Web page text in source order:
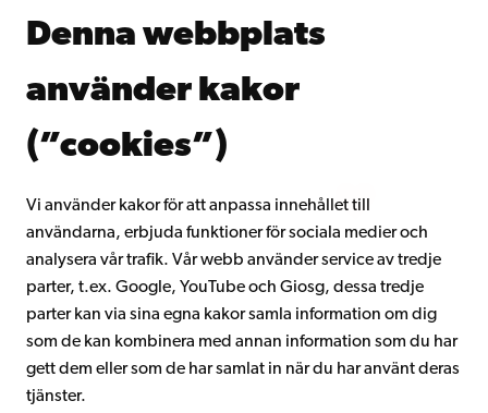
Denna webbplats
använder kakor
(”cookies”)
Vi använder kakor för att anpassa innehållet till
användarna, erbjuda funktioner för sociala medier och
analysera vår trafik. Vår webb använder service av tredje
parter, t.ex. Google, YouTube och Giosg, dessa tredje
parter kan via sina egna kakor samla information om dig
som de kan kombinera med annan information som du har
gett dem eller som de har samlat in när du har använt deras
tjänster.
Kontinuerligt lärande
Gå med i Åbo Akademis alumnnätverk
Intranätet
Facebook InstagramYouTube LinkedIn Blog Snapchat